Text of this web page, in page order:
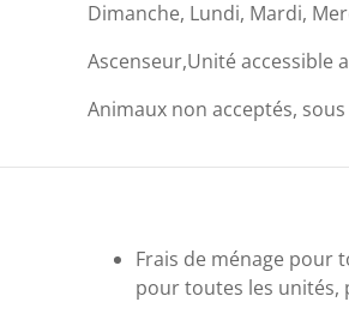
Dimanche, Lundi, Mardi,
Ascenseur,Unité accessible
Animaux non acceptés,
Frais de ménage pour
pour toutes les unités,